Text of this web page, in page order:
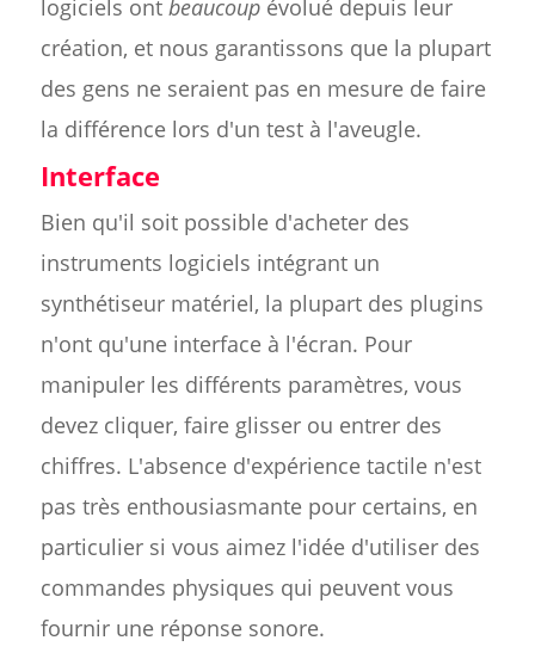
logiciels ont beaucoupévolué depuis leur
création, et nous garantissons que la plupart
des gens ne seraient pas en mesure de faire
la différence lors d'un test à l'aveugle.
Interface
Bien qu'il soit possible d'acheter des
instruments logiciels intégrant un
synthétiseur matériel, la plupart des plugins
n'ont qu'une interface à l'écran. Pour
manipuler les différents paramètres, vous
devez cliquer, faire glisser ou entrer des
chiffres. L'absence d'expérience tactile n'est
pas très enthousiasmante pour certains, en
particulier si vous aimez l'idée d'utiliser des
commandes physiques qui peuvent vous
fournir une réponse sonore.